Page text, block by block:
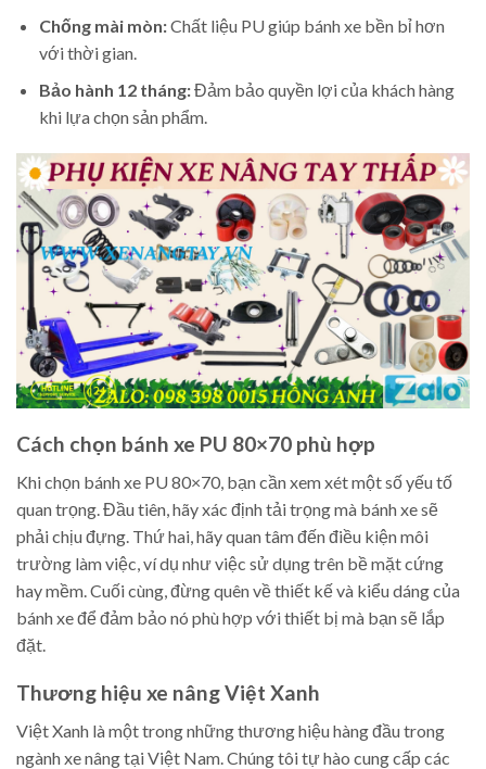
Chống mài mòn:Chất liệu PU giúp bánh xe bền bỉ hơn
với thời gian.
Bảo hành 12 tháng:Đảm bảo quyền lợi của khách hàng
khi lựa chọn sản phẩm.
Cách chọn bánh xe PU 80×70 phù hợp
Khi chọn bánh xe PU 80×70, bạn cần xem xét một số yếu tố
quan trọng. Đầu tiên, hãy xác định tải trọng mà bánh xe sẽ
phải chịu đựng. Thứ hai, hãy quan tâm đến điều kiện môi
trường làm việc, ví dụ như việc sử dụng trên bề mặt cứng
hay mềm. Cuối cùng, đừng quên về thiết kế và kiểu dáng của
bánh xe để đảm bảo nó phù hợp với thiết bị mà bạn sẽ lắp
đặt.
Thương hiệu xe nâng Việt Xanh
Việt Xanh là một trong những thương hiệu hàng đầu trong
ngành xe nâng tại Việt Nam. Chúng tôi tự hào cung cấp các